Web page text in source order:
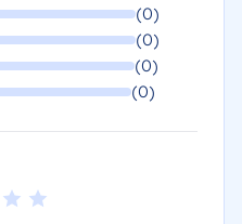
(0)
(0)
(0)
(0)